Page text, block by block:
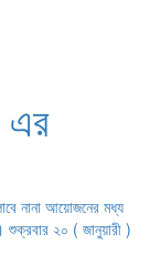
এর
নানা আয়োজনের মধ্য
শুক্রবার ২০ ( জানুয়ারী )